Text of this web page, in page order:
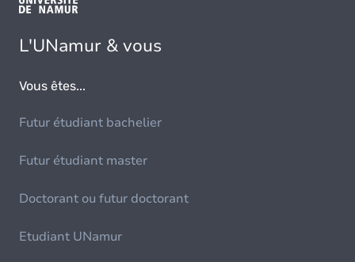
L'UNamur & vous
Vous êtes...
Futur étudiant bachelier
Futur étudiant master
Doctorant ou futur doctorant
Etudiant UNamur